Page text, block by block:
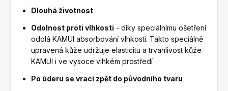
Dlouhá životnost
Odolnost proti vlhkosti - díky speciálnímu ošetření
odolá KAMUI absorbování vlhkosti. Takto speciálně
upravená kůže udržuje elasticitu a trvanlivost kůže
KAMUI i ve vysoce vlhkém prostředí
Po úderu se vrací zpět do původního tvaru